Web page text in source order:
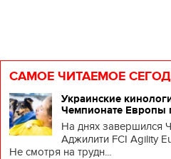
САМОЕ ЧИТАЕМОЕ
Украинские
Чемпионате Европы
На днях завершился
Аджилити FCI Agility
Не смотря на трудн...